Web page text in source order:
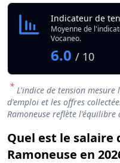
Indicateur de
Moyenne de
Vocaneo.
6.0 / 10
* L'indice de tension
d'emploi et les offres
Ramoneuse reflète l'équilibre
Quel est le salaire
Ramoneuse en